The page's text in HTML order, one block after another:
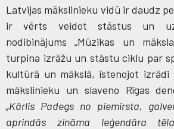
Latvijas mākslinieku vidū ir daudz
ir vērts veidot stāstus un
nodibinājums „Mūzikas un
turpina izrāžu un stāstu ciklu par
kultūrā un mākslā, īstenojot izrādi
mākslinieku un slaveno Rīgas
„Kārlis Padegs no piemirsta,
aprindās zināma leģendāra